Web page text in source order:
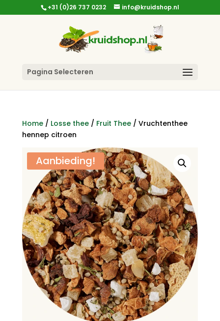
+31 (0)26 737 0232 info@kruidshop.nl
Pagina Selecteren
Home/ Losse thee/ Fruit Thee/ Vruchtenthee
hennep citroen
Aanbieding!